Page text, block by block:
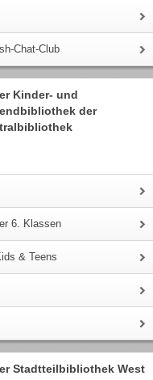
Chat-Club
Kinder- und
der
6. Klassen
& Teens
Stadtteilbibliothek West